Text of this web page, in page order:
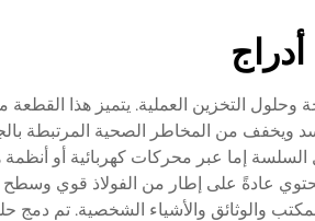
التخزين العملية. يتميز هذا القطعة
ويخفف من المخاطر الصحية المرتبطة
إما عبر محركات كهربائية أو أنظمة
حيث يحتوي عادةً على إطار من الفولاذ قوي
والوثائق والأشياء الشخصية. تم دمج